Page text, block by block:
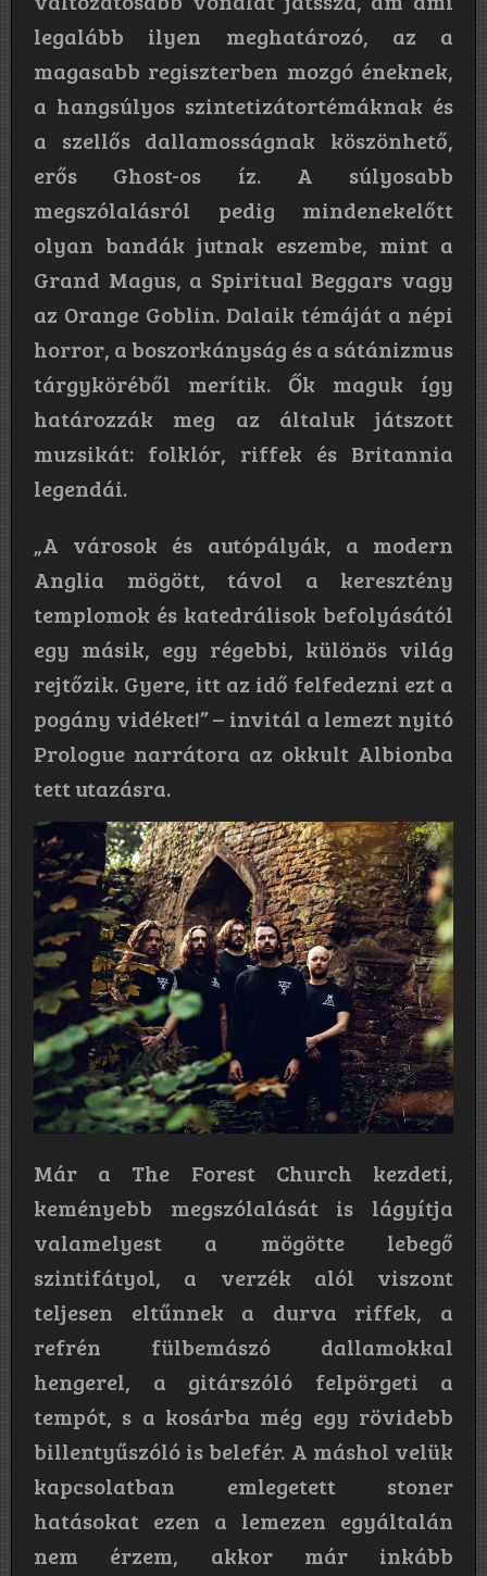
legalább ilyen meghatározó, az a
magasabb regiszterben mozgó éneknek,
a hangsúlyos szintetizátortémáknak és
a szellős dallamosságnak köszönhető,
erős Ghost-os íz. A súlyosabb
megszólalásról pedig mindenekelőtt
olyan bandák jutnak eszembe, mint a
Grand Magus, a Spiritual Beggars vagy
az Orange Goblin. Dalaik témáját a népi
horror, a boszorkányság és a sátánizmus
tárgyköréből merítik. Ők maguk így
határozzák meg az általuk játszott
muzsikát: folklór, riffek és Britannia
legendái.
„A városok és autópályák, a modern
Anglia mögött, távol a keresztény
templomok és katedrálisok befolyásától
egy másik, egy régebbi, különös világ
rejtőzik. Gyere, itt az idő felfedezni ezt a
pogány vidéket!” – invitál a lemezt nyitó
Prologue narrátora az okkult Albionba
tett utazásra.
Már a The Forest Church kezdeti,
keményebb megszólalását is lágyítja
valamelyest a mögötte lebegő
szintifátyol, a verzék alól viszont
teljesen eltűnnek a durva riffek, a
refrén fülbemászó dallamokkal
hengerel, a gitárszóló felpörgeti a
tempót, s a kosárba még egy rövidebb
billentyűszóló is belefér. A máshol velük
kapcsolatban emlegetett stoner
hatásokat ezen a lemezen egyáltalán
nem érzem, akkor már inkább